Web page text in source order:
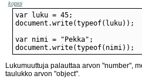
kopioi
Lukumuuttuja palauttaa arvon "number",
taulukko arvon "object".